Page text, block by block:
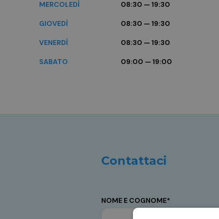
MERCOLEDÌ 08:30 — 19:30
GIOVEDÌ 08:30 — 19:30
VENERDÌ 08:30 — 19:30
SABATO 09:00 — 19:00
Contattaci
NOME E COGNOME*